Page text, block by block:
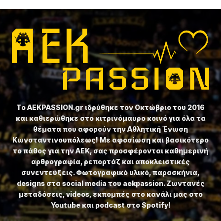
Το ⁦AEKPASSION.gr⁩ ιδρύθηκε τον Οκτώβριο του 2016
και καθιερώθηκε στο κιτρινόμαυρο κοινό για όλα τα
θέματα που αφορούν την Αθλητική Ένωση
Κωνσταντινουπόλεως! Με αφοσίωση και βασικότερο
το πάθος για την ΑΕΚ, σας προσφέρονται καθημερινή
αρθρογραφία, ρεπορτάζ και αποκλειστικές
συνεντεύξεις. Φωτογραφικό υλικό, παρασκήνια,
designs στα social media του aekpassion. Ζωντανές
μεταδόσεις, videos, εκπομπές στο κανάλι μας στο
Youtube και podcast στο Spotify!